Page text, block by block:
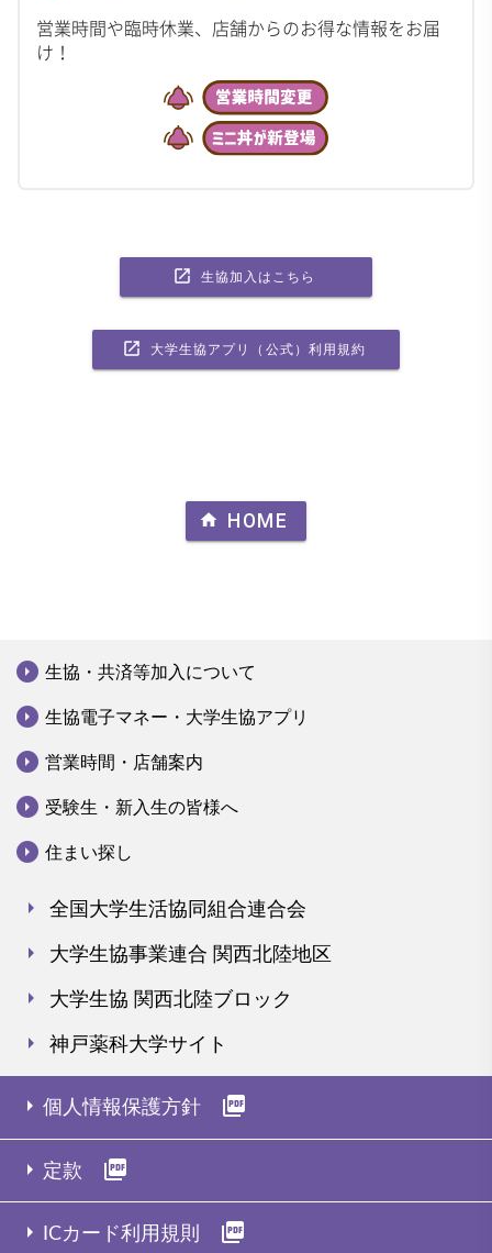
営業時間や臨時休業、店舗からのお得な情報をお届
け！
launch 生協加入はこちら
launch 大学生協アプリ（公式）利用規約
home HOME
arrow_drop_down_circle 生協・共済等加入について
arrow_drop_down_circle 生協電子マネー・大学生協アプリ
arrow_drop_down_circle 営業時間・店舗案内
arrow_drop_down_circle 受験生・新入生の皆様へ
arrow_drop_down_circle 住まい探し
arrow_right 全国大学生活協同組合連合会
arrow_right 大学生協事業連合 関西北陸地区
arrow_right 大学生協 関西北陸ブロック
arrow_right 神戸薬科大学サイト
arrow_right 個人情報保護方針 picture_as_pdf
arrow_right 定款 picture_as_pdf
arrow_right ICカード利用規則 picture_as_pdf